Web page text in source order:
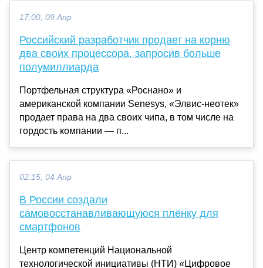
17:00, 09 Апр
Российский разработчик продает на корню
два своих процессора, запросив больше
полумиллиарда
Портфельная структура «Роснано» и
американской компании Senesys, «Элвис-неотек»
продает права на два своих чипа, в том числе на
гордость компании — п...
02:15, 04 Апр
В России создали
самовосстанавливающуюся плёнку для
смартфонов
Центр компетенций Национальной
технологической инициативы (НТИ) «Цифровое